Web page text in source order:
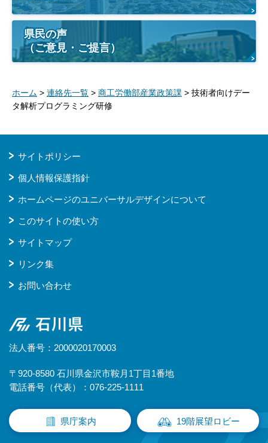
県民の声
（ご意見・ご提言）
ホーム > 連絡先一覧 > 商工労働部産業政策課 > 技術者向けデー
タ解析プログラミング研修
サイトポリシー
個人情報保護指針
ホームページのユニバーサルデザインについて
このサイトの使い方
サイトマップ
リンク集
お問い合わせ
石川県
法人番号：2000020170003
〒920-8580 石川県金沢市鞍月1丁目1番地
電話番号（代表）：076-225-1111
県庁案内 19階展望ロビー